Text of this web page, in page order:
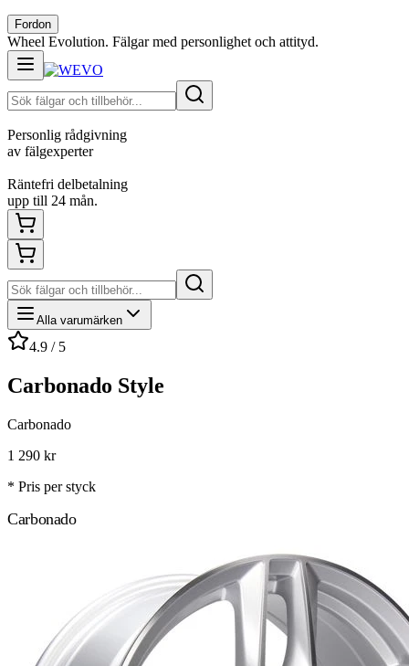
Fordon
Wheel Evolution. Fälgar med personlighet och attityd.
Personlig rådgivning
av fälgexperter
Räntefri delbetalning
upp till 24 mån.
Alla varumärken
4.9 / 5
Carbonado Style
Carbonado
1 290 kr
* Pris per styck
Carbonado